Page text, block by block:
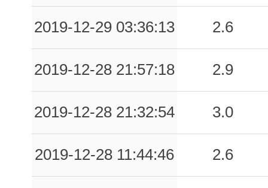
2019-12-29 03:36:13 2.6
2019-12-28 21:57:18 2.9
2019-12-28 21:32:54 3.0
2019-12-28 11:44:46 2.6